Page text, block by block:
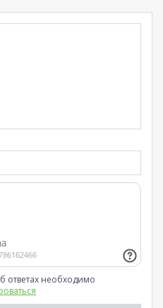
ответах необходимо